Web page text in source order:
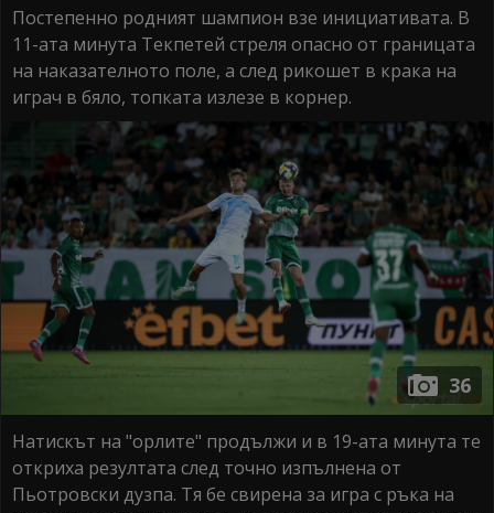
Постепенно родният шампион взе инициативата. В
11-ата минута Текпетей стреля опасно от границата
на наказателното поле, а след рикошет в крака на
играч в бяло, топката излезе в корнер.
36
Натискът на "орлите" продължи и в 19-ата минута те
откриха резултата след точно изпълнена от
Пьотровски дузпа. Тя бе свирена за игра с ръка на